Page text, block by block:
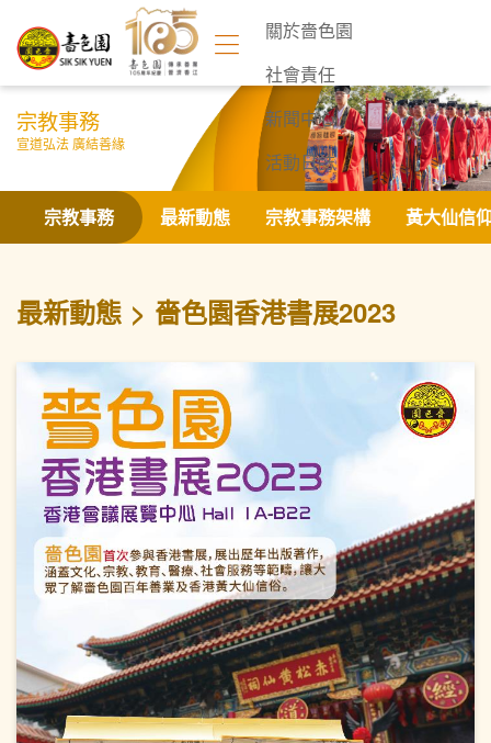
關於嗇色園
社會責任
新聞中心
活動日誌
聯絡我們
宗教事務
宣道弘法 廣結善緣
宗教事務 最新動態 宗教事務架構 黃大仙信
最新動態 嗇色園香港書展2023